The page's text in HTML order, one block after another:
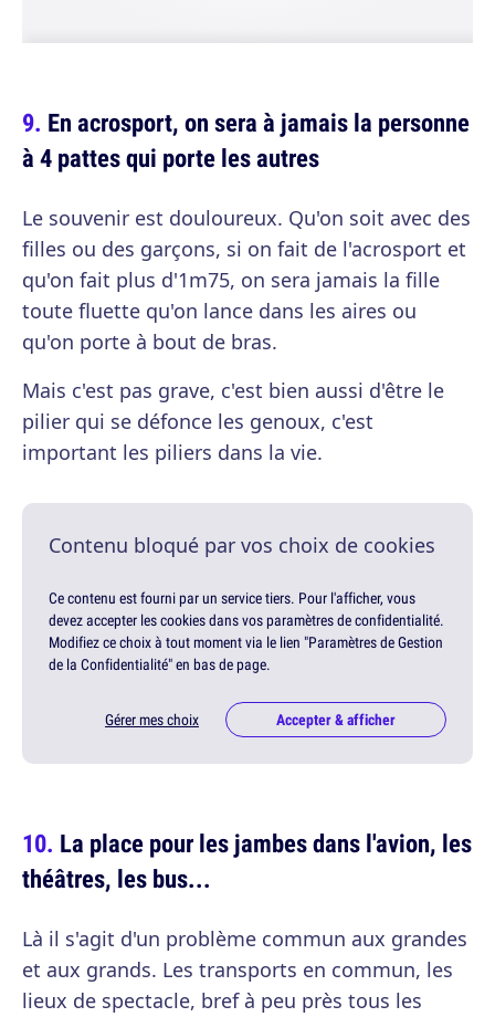
En acrosport, on sera à jamais la personne
à 4 pattes qui porte les autres
Le souvenir est douloureux. Qu'on soit avec des
filles ou des garçons, si on fait de l'acrosport et
qu'on fait plus d'1m75, on sera jamais la fille
toute fluette qu'on lance dans les aires ou
qu'on porte à bout de bras.
Mais c'est pas grave, c'est bien aussi d'être le
pilier qui se défonce les genoux, c'est
important les piliers dans la vie.
Contenu bloqué par vos choix de cookies
Ce contenu est fourni par un service tiers. Pour l'afficher, vous
devez accepter les cookies dans vos paramètres de confidentialité.
Modifiez ce choix à tout moment via le lien "Paramètres de Gestion
de la Confidentialité" en bas de page.
Gérer mes choix Accepter & afficher
La place pour les jambes dans l'avion, les
théâtres, les bus...
Là il s'agit d'un problème commun aux grandes
et aux grands. Les transports en commun, les
lieux de spectacle, bref à peu près tous les